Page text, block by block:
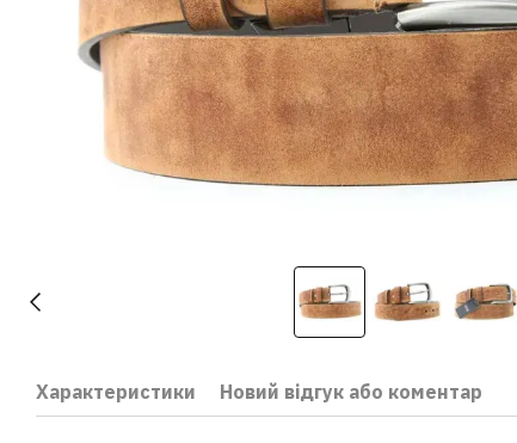
Характеристики Новий відгук або коментар